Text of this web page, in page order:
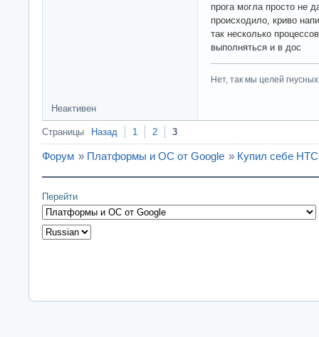
прога могла просто не
происходило, криво
так несколько
выполняться и в дос
Нет, так мы целей
Неактивен
Страницы Назад 1 2 3
Форум » Платформы и ОС от Google » Купил себе
Перейти